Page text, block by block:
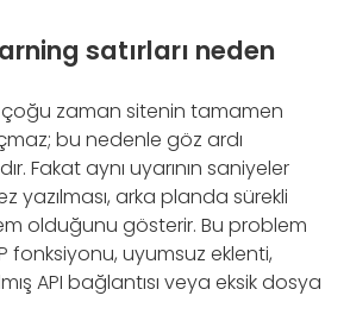
satırları neden
çoğu zaman sitenin tamamen
bu nedenle göz ardı
Fakat aynı uyarının saniyeler
yazılması, arka planda sürekli
olduğunu gösterir. Bu problem
fonksiyonu, uyumsuz eklenti,
API bağlantısı veya eksik dosya